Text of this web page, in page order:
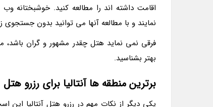
اقامت داشته اند را مطالعه کنید. خوشبختانه
نمایند و با مطالعه آنها می توانید بدون
فرقی نمی نماید هتل چقدر مشهور و گران باشد،
بهتر بشناسید.
برترین منطقه ها آنتالیا برای رزرو هتل
یکی دیگر از نکات مهم در رزرو هتل آنتالیا این